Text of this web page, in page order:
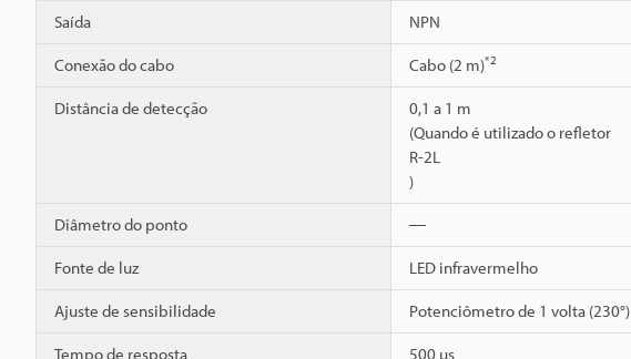
Saída NPN
Conexão do cabo Cabo (2 m)*2
Distância de detecção
0,1 a 1 m
(Quando é utilizado o refletor
R-2L
)
Diâmetro do ponto ―
Fonte de luz LED infravermelho
Ajuste de sensibilidade Potenciômetro de 1 volta (230°)
Tempo de resposta 500 µs